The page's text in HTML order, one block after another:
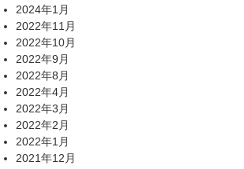
2024年1月
2022年11月
2022年10月
2022年9月
2022年8月
2022年4月
2022年3月
2022年2月
2022年1月
2021年12月